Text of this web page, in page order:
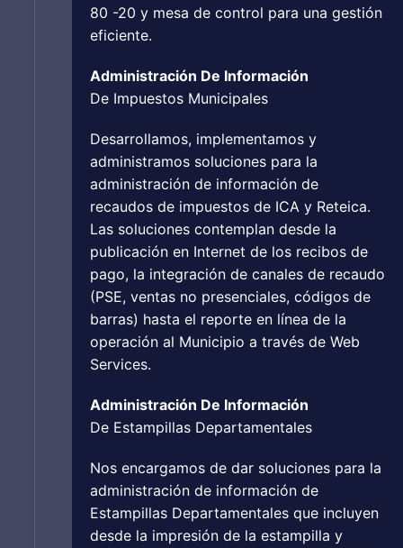
80 -20 y mesa de control para una gestión
eficiente.
Administración De Información
De Impuestos Municipales
Desarrollamos, implementamos y
administramos soluciones para la
administración de información de
recaudos de impuestos de ICA y Reteica.
Las soluciones contemplan desde la
publicación en Internet de los recibos de
pago, la integración de canales de recaudo
(PSE, ventas no presenciales, códigos de
barras) hasta el reporte en línea de la
operación al Municipio a través de Web
Services.
Administración De Información
De Estampillas Departamentales
Nos encargamos de dar soluciones para la
administración de información de
Estampillas Departamentales que incluyen
desde la impresión de la estampilla y